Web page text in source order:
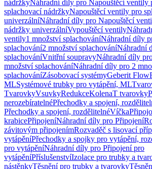
nádržkyNáhradní díly pro Napouštěcí ventily
splachovací nádržkyNapouštěcí ventily pro
univerzálníNáhradní díly pro Napouštěcí
nádržky univerzálníVypouštěcí ventily
ventily1 množství splachováníNáhradní díly
splachování2 množství splachováníNáhradní
splachováníVnitřní soupravyNáhradní díly
množství splachováníNáhradní díly pro 2
splachováníZásobovací systémyGeberit
MLSystémové trubky pro vytápění, ML
TvarovkyVsuvkyRedukceKolenaT tvarovky
nerozebíratelnéPřechodky a spojení,
Přechodky a spojení, rozdělitelnéVíčka
krabicePřipojeníNáhradní díly pro Připojení
závitovým připojenímRozvaděč s lisovací
vytápěníPřechodky a spojky pro vytápění,
pro vytápěníNáhradní díly pro Připojení pro
vytápěníPříslušenstvíIzolace pro trubky a
nástěnkyTěsnění pro trubky a tvarovky